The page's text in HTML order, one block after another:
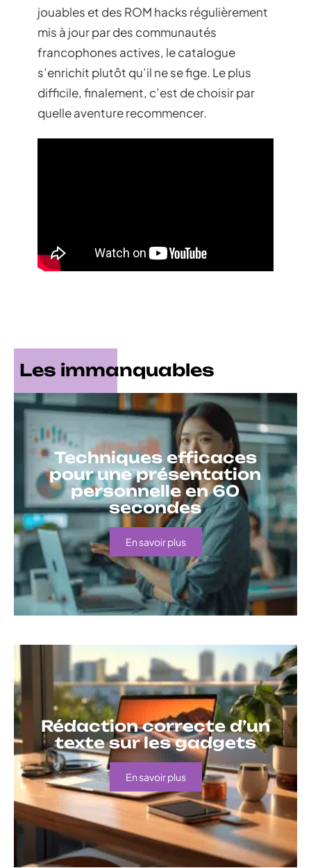
jouables et des ROM hacks régulièrement
mis à jour par des communautés
francophones actives, le catalogue
s’enrichit plutôt qu’il ne se fige. Le plus
difficile, finalement, c’est de choisir par
quelle aventure recommencer.
Les immanquables
Techniques efficaces
pour une présentation
personnelle en 60
secondes
En savoir plus
Rédaction correcte d’un
texte sur les gadgets
En savoir plus